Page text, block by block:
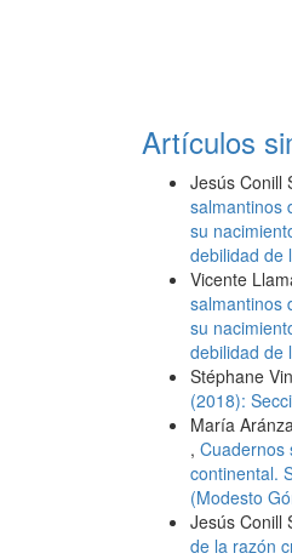
Artículos
Jesús Conill
salmantinos
su
debilidad de
Vicente
salmantinos
su
debilidad de
Stéphane
(2018):
María
, Cuadernos
continental.
(Modesto
Jesús Conill
de la razón